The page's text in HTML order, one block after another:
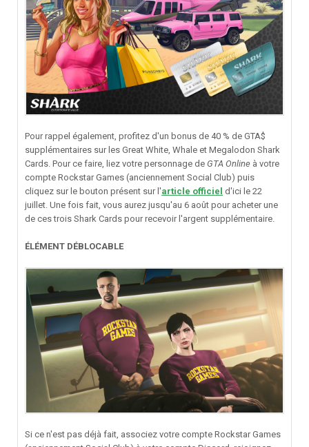
Pour rappel également, profitez d'un bonus de 40 % de GTA$
supplémentaires sur les Great White, Whale et Megalodon Shark
Cards. Pour ce faire, liez votre personnage de GTA Online à votre
compte Rockstar Games (anciennement Social Club) puis
cliquez sur le bouton présent sur l'article officiel d'ici le 22
juillet. Une fois fait, vous aurez jusqu'au 6 août pour acheter une
de ces trois Shark Cards pour recevoir l'argent supplémentaire.
ÉLÉMENT DÉBLOCABLE
Si ce n'est pas déjà fait, associez votre compte Rockstar Games